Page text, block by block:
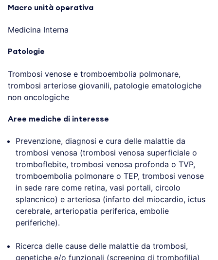
Macro unità operativa
Medicina Interna
Patologie
Trombosi venose e tromboembolia polmonare,
trombosi arteriose giovanili, patologie ematologiche
non oncologiche
Aree mediche di interesse
Prevenzione, diagnosi e cura delle malattie da
trombosi venosa (trombosi venosa superficiale o
tromboflebite, trombosi venosa profonda o TVP,
tromboembolia polmonare o TEP, trombosi venose
in sede rare come retina, vasi portali, circolo
splancnico) e arteriosa (infarto del miocardio, ictus
cerebrale, arteriopatia periferica, embolie
periferiche).
Ricerca delle cause delle malattie da trombosi,
genetiche e/o funzionali (screening di trombofilia)